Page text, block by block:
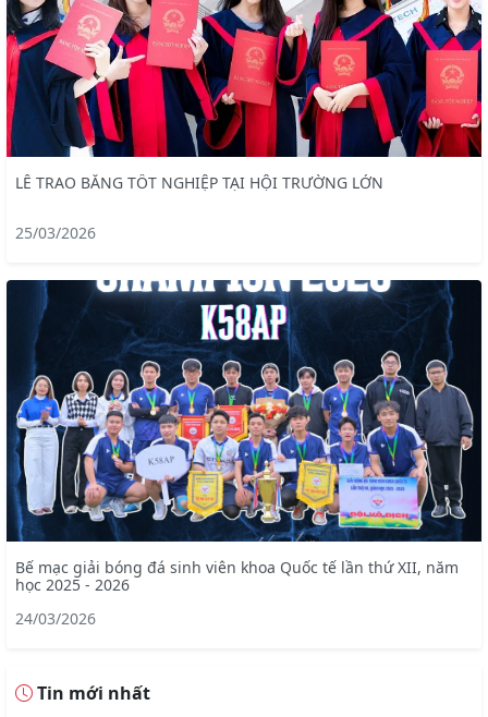
LỄ TRAO BẰNG TỐT NGHIỆP TẠI HỘI TRƯỜNG LỚN
25/03/2026
Bế mạc giải bóng đá sinh viên khoa Quốc tế lần thứ XII, năm
học 2025 - 2026
24/03/2026
Tin mới nhất